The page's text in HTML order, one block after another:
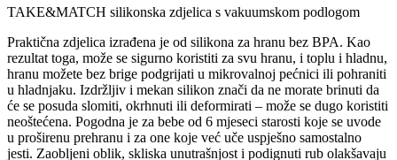
TAKE&MATCH silikonska zdjelica s vakuumskom podlogom
Praktična zdjelica izrađena je od silikona za hranu bez BPA. Kao
rezultat toga, može se sigurno koristiti za svu hranu, i toplu i hladnu,
hranu možete bez brige podgrijati u mikrovalnoj pećnici ili pohraniti
u hladnjaku. Izdržljiv i mekan silikon znači da ne morate brinuti da
će se posuda slomiti, okrhnuti ili deformirati – može se dugo koristiti
neoštećena. Pogodna je za bebe od 6 mjeseci starosti koje se uvode
u proširenu prehranu i za one koje već uče uspješno samostalno
jesti. Zaobljeni oblik, skliska unutrašnjost i podignuti rub olakšavaju